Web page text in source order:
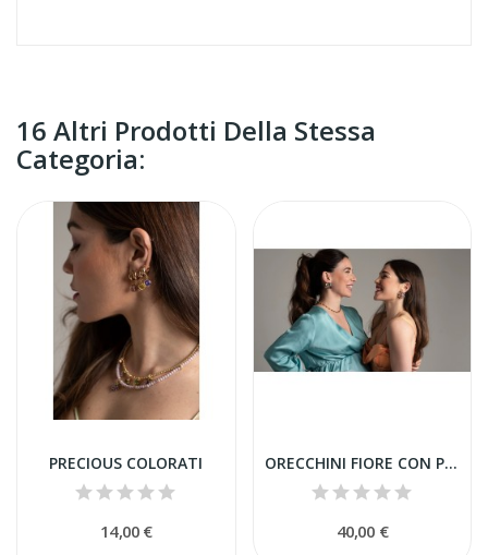
16 Altri Prodotti Della Stessa
Categoria:
PRECIOUS COLORATI
14,00 €
ORECCHINI FIORE CON PETALI A FORMA DI GOCCIA
40,00 €